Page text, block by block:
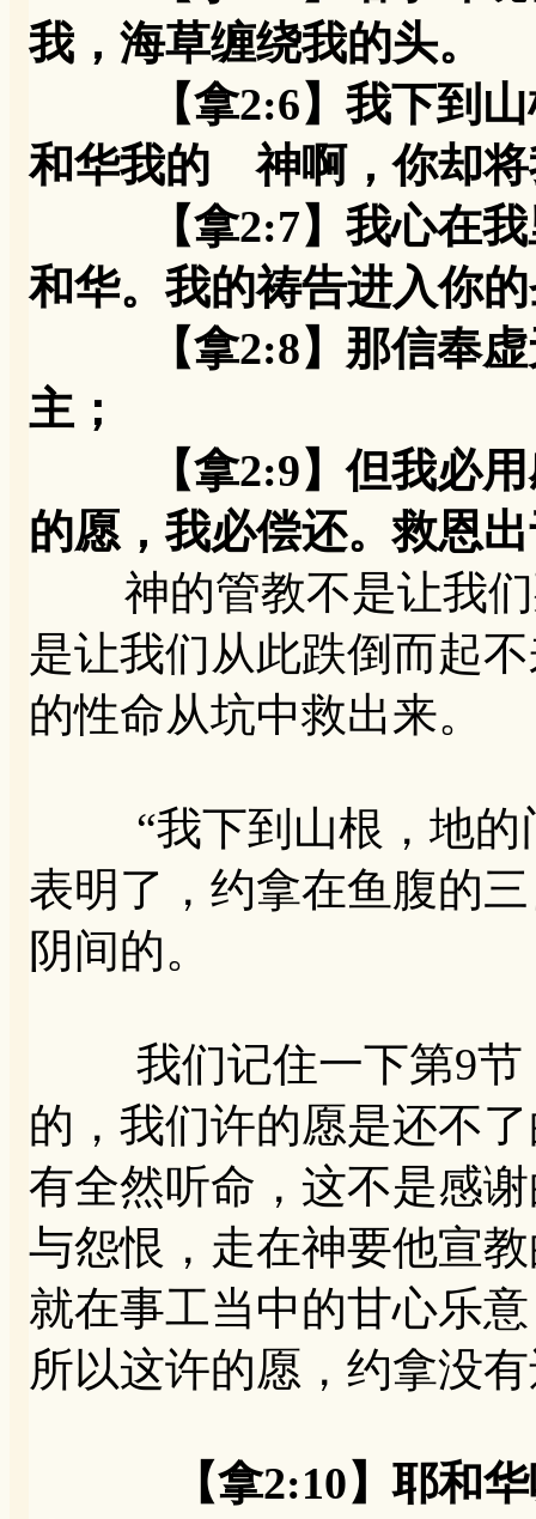
我，海草缠绕我的头。
【拿2:6】我下到山
和华我的 神啊，你却将
【拿2:7】我心在我
和华。我的祷告进入你
【拿2:8】那信奉虚
主；
【拿2:9】但我必用
的愿，我必偿还。救恩
神的管教不是让我们
是让我们从此跌倒而起
的性命从坑中救出来。
“我下到山根，地的
表明了，约拿在鱼腹的
阴间的。
我们记住一下第9节
的，我们许的愿是还不
有全然听命，这不是感
与怨恨，走在神要他宣
就在事工当中的甘心乐
所以这许的愿，约拿没
【拿2:10】耶和